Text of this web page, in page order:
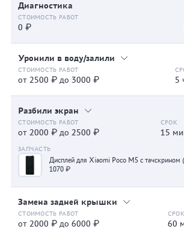
Диагностика
0 ₽
Уронили в воду/залили
от 2500 ₽ до 3000 ₽ 5
Разбили экран
от 2000 ₽ до 2500 ₽ 15
Дисплей для Xiaomi Poco M5 с тачскрином
1070 ₽
Замена задней крышки
от 2000 ₽ до 6000 ₽ 60